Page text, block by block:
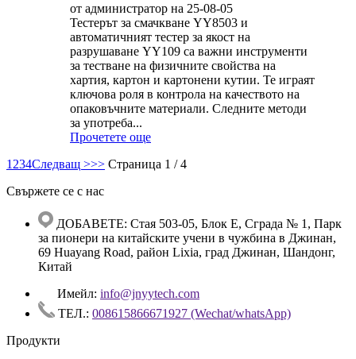
от администратор на 25-08-05
Тестерът за смачкване YY8503 и
автоматичният тестер за якост на
разрушаване YY109 са важни инструменти
за тестване на физичните свойства на
хартия, картон и картонени кутии. Те играят
ключова роля в контрола на качеството на
опаковъчните материали. Следните методи
за употреба...
Прочетете още
1 234Следващ >>> Страница 1 / 4
Свържете се с нас
ДОБАВЕТЕ: Стая 503-05, Блок E, Сграда № 1, Парк
за пионери на китайските учени в чужбина в Джинан,
69 Huayang Road, район Lixia, град Джинан, Шандонг,
Китай
Имейл: info@jnyytech.com
ТЕЛ.: 008615866671927 (Wechat/whatsApp)
Продукти